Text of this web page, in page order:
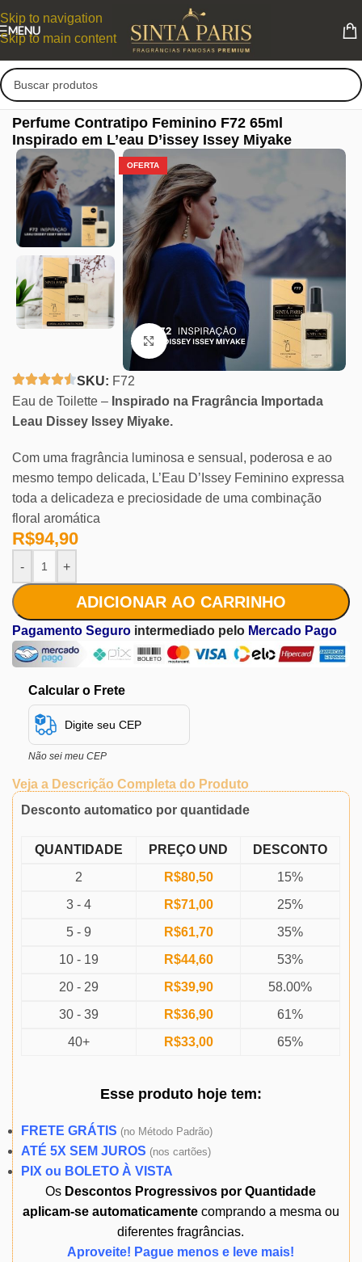
Skip to navigation
Skip to main content
MENU
Perfume Contratipo Feminino F72 65ml
Inspirado em L’eau D’issey Issey Miyake
OFERTA
Clique para ampliar
SKU: F72
Eau de Toilette – Inspirado na Fragrância Importada
Leau Dissey Issey Miyake.
Com uma fragrância luminosa e sensual, poderosa e ao
mesmo tempo delicada, L’Eau D’Issey Feminino expressa
toda a delicadeza e preciosidade de uma combinação
floral aromática
R$94,90
- +
ADICIONAR AO CARRINHO
Pagamento Seguro intermediado pelo Mercado Pago
Calcular o Frete
Não sei meu CEP
Veja a Descrição Completa do Produto
Desconto automatico por quantidade
QUANTIDADE PREÇO UND
DESCONTO
2
R$80,50
15%
3 - 4
R$71,00
25%
5 - 9
R$61,70
35%
10 - 19
R$44,60
53%
20 - 29
R$39,90
58.00%
30 - 39
R$36,90
61%
40+
R$33,00 65%
Esse produto hojetem:
FRETE GRÁTIS (no Método Padrão)
ATÉ 5X SEM JUROS (nos cartões)
PIX ou BOLETO À VISTA
Os Descontos Progressivos por Quantidade
aplicam-se automaticamentecomprando a mesma ou
diferentes fragrâncias.
Aproveite! Pague menos e leve mais!